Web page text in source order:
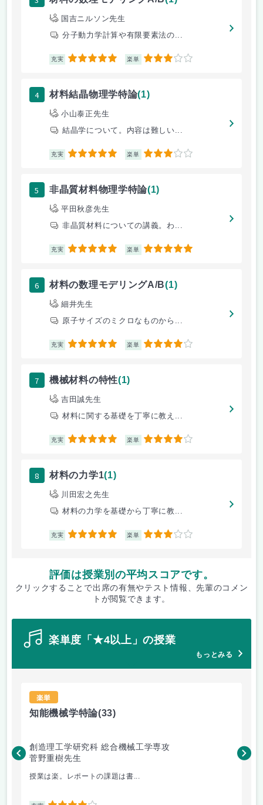
国吉ニルソン先生
分子動力学計算や有限要素法の...
充実 5 楽単 3
4 材料結晶物理学特論(1)
小山泰正先生
結晶学について。内容は難しい...
充実 5 楽単 3
5 非晶質材料物理学特論(1)
平田秋彦先生
非晶質材料についての講義。わ...
充実 5 楽単 5
6 材料の数理モデリングA/B(1)
細井先生
原子サイズのミクロなものから...
充実 5 楽単 4
7 機械材料の特性(1)
吉田誠先生
材料に関する基礎を丁寧に教え...
充実 5 楽単 4
8 材料の力学1(1)
川田宏之先生
材料の力学を基礎から丁寧に教...
充実 5 楽単 3
評価は授業別の平均スコアです。
クリックすることで出席の有無やテスト情報、先輩のコメン
トが閲覧できます。
楽単度「★4以上」の授業
もっとみる
楽単
知能機械学特論(33)
創造理工学研究科 総合機械工学専攻
菅野重樹先生
授業は楽。レポートの課題は書...
福